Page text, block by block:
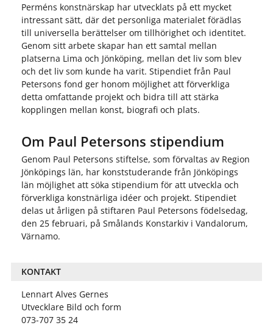
Perméns konstnärskap har utvecklats på ett mycket
intressant sätt, där det personliga materialet förädlas
till universella berättelser om tillhörighet och identitet.
Genom sitt arbete skapar han ett samtal mellan
platserna Lima och Jönköping, mellan det liv som blev
och det liv som kunde ha varit. Stipendiet från Paul
Petersons fond ger honom möjlighet att förverkliga
detta omfattande projekt och bidra till att stärka
kopplingen mellan konst, biografi och plats.
Om Paul Petersons stipendium
Genom Paul Petersons stiftelse, som förvaltas av Region
Jönköpings län, har konststuderande från Jönköpings
län möjlighet att söka stipendium för att utveckla och
förverkliga konstnärliga idéer och projekt. Stipendiet
delas ut årligen på stiftaren Paul Petersons födelsedag,
den 25 februari, på Smålands Konstarkiv i Vandalorum,
Värnamo.
KONTAKT
Lennart Alves Gernes
Utvecklare Bild och form
073-707 35 24